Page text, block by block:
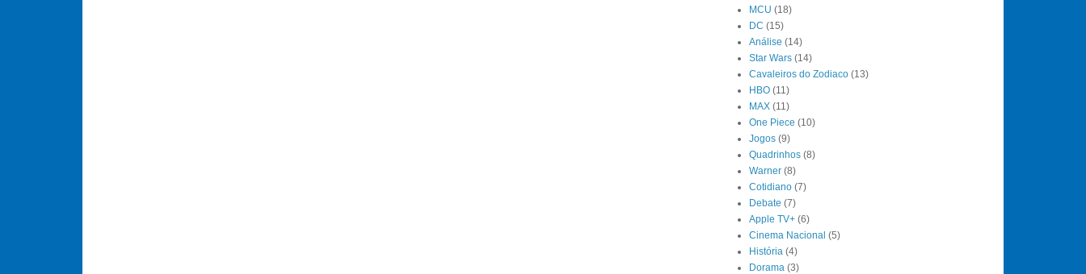
MCU (18)
DC (15)
Análise (14)
Star Wars (14)
Cavaleiros do Zodiaco (13)
HBO (11)
MAX (11)
One Piece (10)
Jogos (9)
Quadrinhos (8)
Warner (8)
Cotidiano (7)
Debate (7)
Apple TV+ (6)
Cinema Nacional (5)
História (4)
Dorama (3)